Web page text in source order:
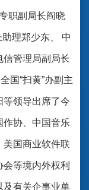
职副局长阎晓
理郑少东、 中
信管理局副局长
国“扫黄”办副主
等领导出席了今
作协、中国音乐
美国商业软件联
等境内外权利
及有关企事业单